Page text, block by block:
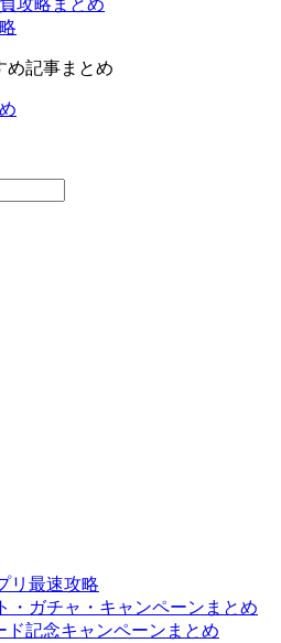
攻略まとめ
め記事まとめ
リ最速攻略
・ガチャ・キャンペーンまとめ
記念キャンペーンまとめ